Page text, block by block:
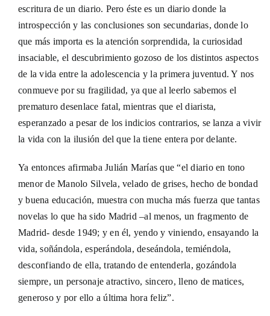
escritura de un diario. Pero éste es un diario donde la
introspección y las conclusiones son secundarias, donde lo
que más importa es la atención sorprendida, la curiosidad
insaciable, el descubrimiento gozoso de los distintos aspectos
de la vida entre la adolescencia y la primera juventud. Y nos
conmueve por su fragilidad, ya que al leerlo sabemos el
prematuro desenlace fatal, mientras que el diarista,
esperanzado a pesar de los indicios contrarios, se lanza a vivir
la vida con la ilusión del que la tiene entera por delante.
Ya entonces afirmaba Julián Marías que “el diario en tono
menor de Manolo Silvela, velado de grises, hecho de bondad
y buena educación, muestra con mucha más fuerza que tantas
novelas lo que ha sido Madrid –al menos, un fragmento de
Madrid- desde 1949; y en él, yendo y viniendo, ensayando la
vida, soñándola, esperándola, deseándola, temiéndola,
desconfiando de ella, tratando de entenderla, gozándola
siempre, un personaje atractivo, sincero, lleno de matices,
generoso y por ello a última hora feliz”.